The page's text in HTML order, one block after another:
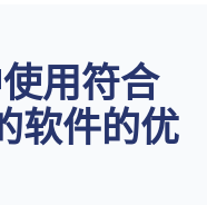
用符合
软件的优